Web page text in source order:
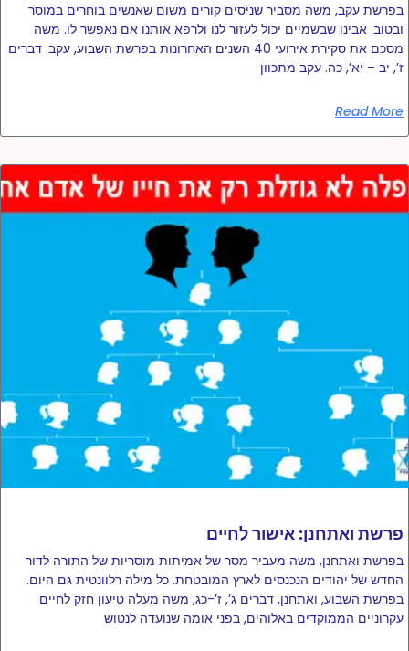
בפרשת עקב, משה מסביר שניסים קורים משום שאנשים בוחרים במוסר
ובטוב. אבינו שבשמיים יכול לעזור לנו ולרפא אותנו אם נאפשר לו. משה
מסכם את סקירת אירועי 40 השנים האחרונות בפרשת השבוע, עקב: דברים
ז’, יב – יא’, כה. עקב מתכוון
Read More
פרשת ואתחנן: אישור לחיים
בפרשת ואתחנן, משה מעביר מסר של אמיתות מוסריות של התורה לדור
החדש של יהודים הנכנסים לארץ המובטחת. כל מילה רלוונטית גם היום.
בפרשת השבוע, ואתחנן, דברים ג’, ז’-כג, משה מעלה טיעון חזק לחיים
עקרוניים הממוקדים באלוהים, בפני אומה שנועדה לנטוש